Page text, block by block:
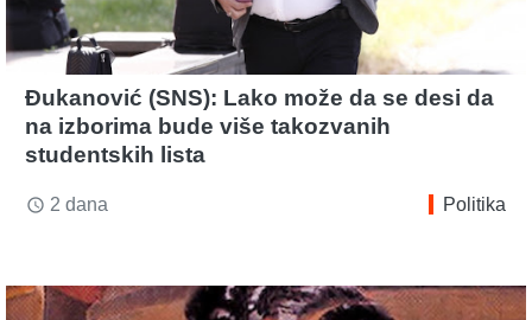
Đukanović (SNS): Lako može da se desi da
na izborima bude više takozvanih
studentskih lista
access_time 2 dana Politika